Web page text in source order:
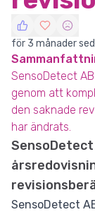
för 3 månader
SensoDetect
genom att
den saknade
har ändrats.
SensoDetect